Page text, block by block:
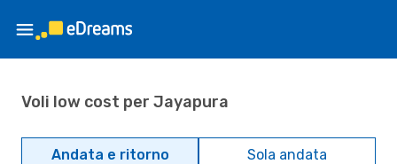
Voli low cost per Jayapura
Andata e ritorno Sola andata